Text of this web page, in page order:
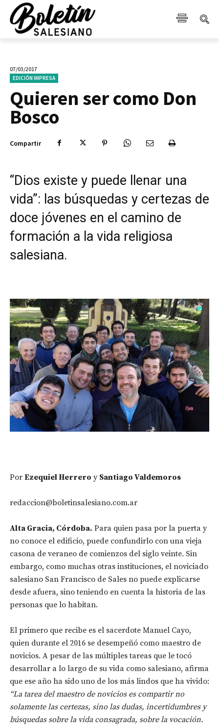
07/03/2017
EDICIÓN IMPRESA
Quieren ser como Don
Bosco
Compartir
“Dios existe y puede llenar una
vida”: las búsquedas y certezas de
doce jóvenes en el camino de
formación a la vida religiosa
salesiana.
Por Ezequiel Herrero y Santiago Valdemoros
redaccion@boletinsalesiano.com.ar
Alta Gracia, Córdoba. Para quien pasa por la puerta y
no conoce el edificio, puede confundirlo con una vieja
casona de veraneo de comienzos del siglo veinte. Sin
embargo, como muchas otras instituciones, el noviciado
salesiano San Francisco de Sales no puede explicarse
desde afuera, sino teniendo en cuenta la historia de las
personas que lo habitan.
El primero que recibe es el sacerdote Manuel Cayo,
quien durante el 2016 se desempeñó como maestro de
novicios. A pesar de las múltiples tareas que le tocó
desarrollar a lo largo de su vida como salesiano, afirma
que ese año ha sido uno de los más lindos que ha vivido:
“La tarea del maestro de novicios es compartir no
solamente las certezas, sino las dudas, incertidumbres y
búsquedas sobre la vida consagrada, sobre la vocación.